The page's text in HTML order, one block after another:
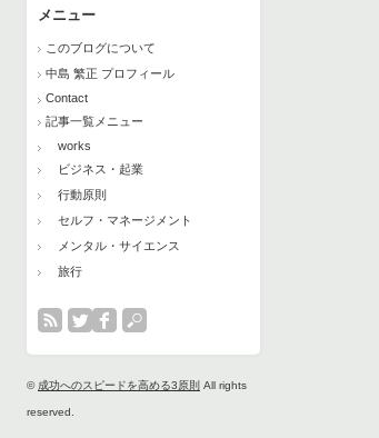
メニュー
このブログについて
中島 繁正 プロフィール
Contact
記事一覧メニュー
works
ビジネス・起業
行動原則
セルフ・マネージメント
メンタル・サイエンス
旅行
© 成功へのスピードを高める3原則 All rights
reserved.